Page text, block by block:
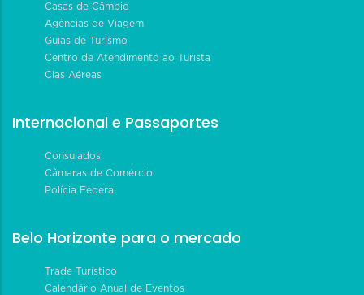
Casas de Câmbio
Agências de Viagem
Guias de Turismo
Centro de Atendimento ao Turista
Cias Aéreas
Internacional e Passaportes
Consulados
Câmaras de Comércio
Polícia Federal
Belo Horizonte para o mercado
Trade Turístico
Calendário Anual de Eventos